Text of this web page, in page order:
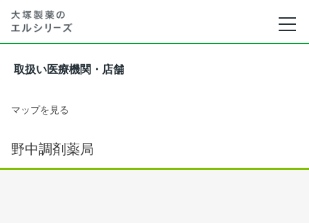
取扱い医療機関・店舗
マップを見る
野中調剤薬局